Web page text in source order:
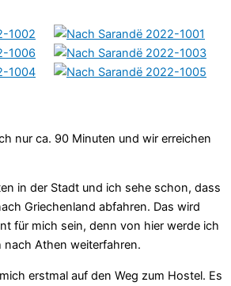
nur ca. 90 Minuten und wir erreichen
in der Stadt und ich sehe schon, dass
Griechenland abfahren. Das wird
für mich sein, denn von hier werde ich
Athen weiterfahren.
erstmal auf den Weg zum Hostel. Es